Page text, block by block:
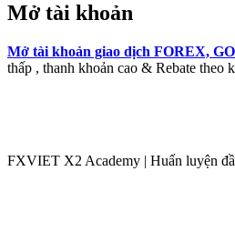
Mở tài khoản
Mở tài khoản giao dịch FOREX,
thấp , thanh khoản cao & Rebate theo
FXVIET X2 Academy | Huấn luyện